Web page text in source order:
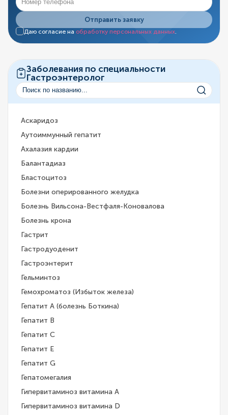
Отправить заявку
Даю согласие на обработку персональных данных.
Заболевания по специальности
Гастроэнтеролог
Аскаридоз
Аутоиммунный гепатит
Ахалазия кардии
Балантадиаз
Бластоцитоз
Болезни оперированного желудка
Болезнь Вильсона-Вестфаля-Коновалова
Болезнь крона
Гастрит
Гастродуоденит
Гастроэнтерит
Гельминтоз
Гемохроматоз (Избыток железа)
Гепатит A (болезнь Боткина)
Гепатит B
Гепатит C
Гепатит E
Гепатит G
Гепатомегалия
Гипервитаминоз витамина A
Гипервитаминоз витамина D